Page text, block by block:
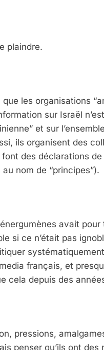
plaindre.
les organisations
sur Israël
et sur
ils organisent des
des déclarations
nom de “principes”).
avait
si ce n’était pas
français, et
cela depuis des
pressions,
penser qu’ils ont